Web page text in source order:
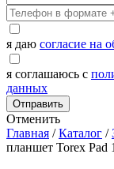
я даю согласие на
я соглашаюсь с
данных
Отправить
Отменить
Главная /Каталог /
планшет Torex Pad